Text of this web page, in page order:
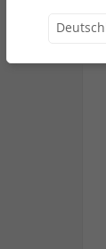
Land